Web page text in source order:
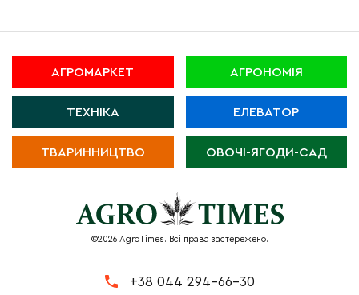
АГРОМАРКЕТ АГРОНОМІЯ
ТЕХНІКА ЕЛЕВАТОР
ТВАРИННИЦТВО ОВОЧІ-ЯГОДИ-САД
©2026 AgroTimes. Всі права застережено.
+38 044 294-66-30